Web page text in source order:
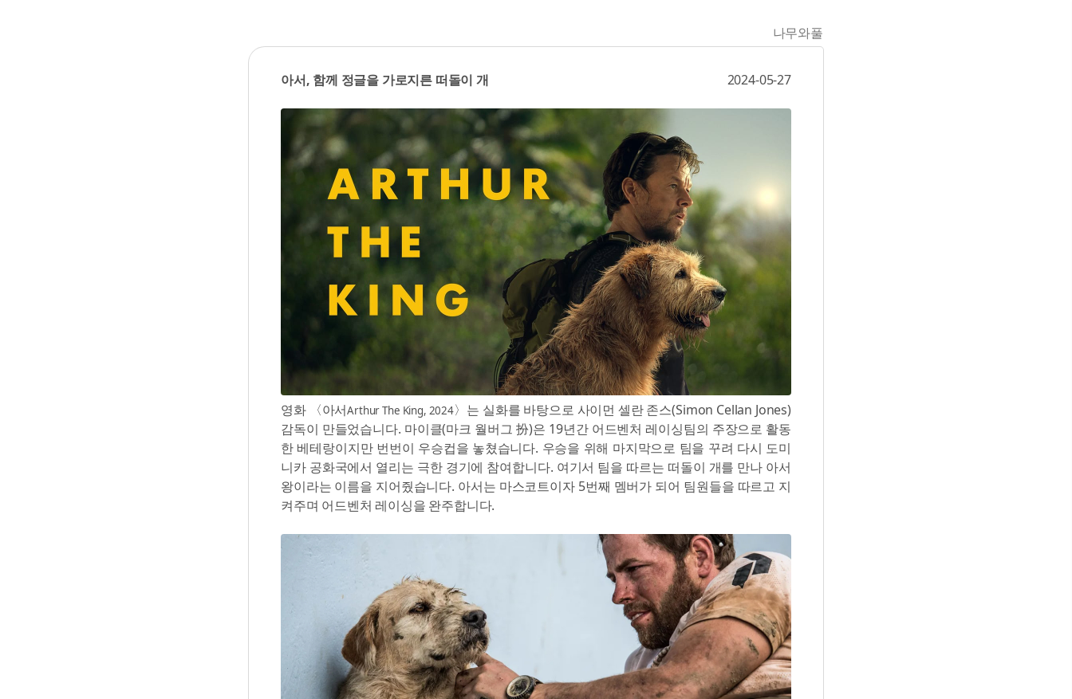
나무와풀
아서, 함께 정글을 가로지른 떠돌이 개 2024-05-27
영화 〈아서Arthur The King, 2024〉는 실화를 바탕으로 사이먼 셀란 존스(Simon Cellan Jones)
감독이 만들었습니다. 마이클(마크 월버그 扮)은 19년간 어드벤처 레이싱팀의 주장으로 활동
한 베테랑이지만 번번이 우승컵을 놓쳤습니다. 우승을 위해 마지막으로 팀을 꾸려 다시 도미
니카 공화국에서 열리는 극한 경기에 참여합니다. 여기서 팀을 따르는 떠돌이 개를 만나 아서
왕이라는 이름을 지어줬습니다. 아서는 마스코트이자 5번째 멤버가 되어 팀원들을 따르고 지
켜주며 어드벤처 레이싱을 완주합니다.